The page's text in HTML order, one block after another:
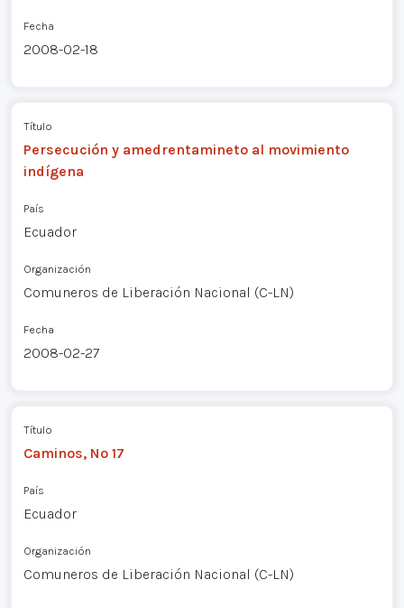
Fecha
2008-02-18
Título
Persecución y amedrentamineto al movimiento
indígena
País
Ecuador
Organización
Comuneros de Liberación Nacional (C-LN)
Fecha
2008-02-27
Título
Caminos, Nº 17
País
Ecuador
Organización
Comuneros de Liberación Nacional (C-LN)